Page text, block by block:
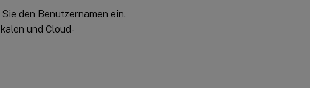
den Benutzernamen ein.
und Cloud-